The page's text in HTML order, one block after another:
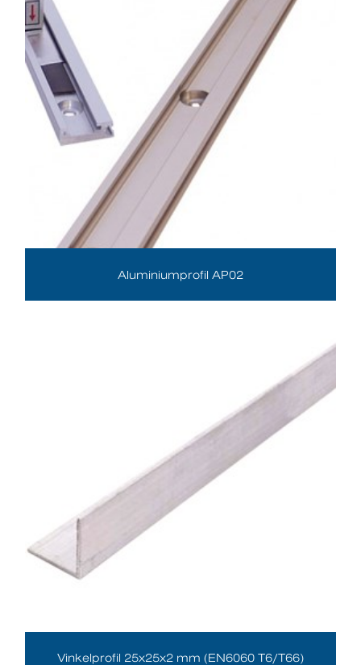
Aluminiumprofil AP02
Vinkelprofil 25x25x2 mm (EN6060 T6/T66)